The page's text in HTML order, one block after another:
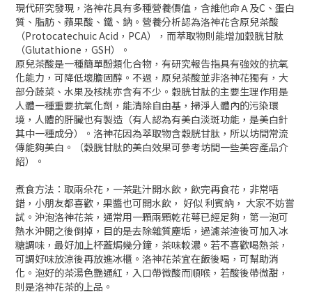
現代研究發現，洛神花具有多種營養價值，含維他命Ａ及C、蛋白
質、脂肪、蘋果酸、鐵、鈉。營養分析認為洛神花含原兒茶酸
（Protocatechuic Acid，PCA），而萃取物則能增加穀胱甘肽
（Glutathione，GSH）。
原兒茶酸是一種簡單酚類化合物，有研究報告指具有強效的抗氧
化能力，可降低壞膽固醇。不過，原兒茶酸並非洛神花獨有，大
部分蔬菜、水果及核桃亦含有不少。穀胱甘肽的主要生理作用是
人體一種重要抗氧化劑，能清除自由基，掃淨人體內的污染環
境，人體的肝臟也有製造（有人認為有美白淡斑功能，是美白針
其中一種成分）。洛神花因為萃取物含穀胱甘肽，所以坊間常流
傳能夠美白。（穀胱甘肽的美白效果可參考坊間一些美容產品介
紹）。
煮食方法：取兩朵花，一茶匙汁開水飲，飲完再食花，非常唔
錯，小朋友都喜歡，果醬也可開水飲， 好似 利賓納， 大家不妨嘗
試。沖泡洛神花茶，通常用一顆兩顆乾花萼已經足夠，第一泡可
熱水沖開之後倒掉，目的是去除雜質塵垢，過濾茶渣後可加入冰
糖調味，最好加上杯蓋焗幾分鐘，茶味較濃。若不喜歡喝熱茶，
可調好味放涼後再放進冰櫃。洛神花茶宜在飯後喝，可幫助消
化。泡好的茶湯色艷通紅，入口帶微酸而順喉，若酸後帶微甜，
則是洛神花茶的上品。